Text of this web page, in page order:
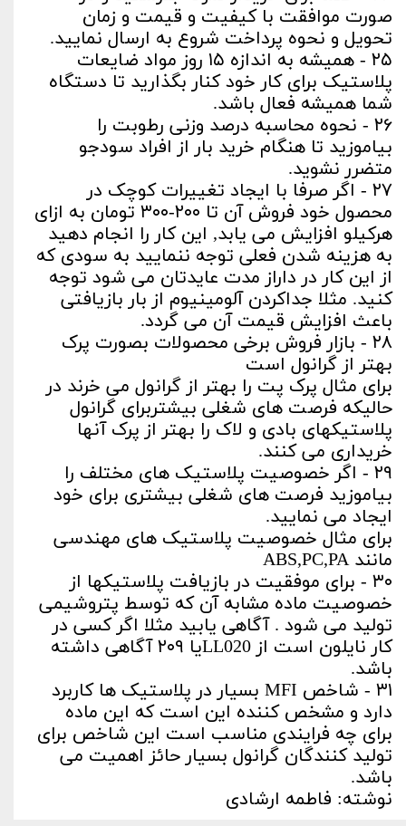
صورت موافقت با کیفیت و قیمت و زمان
تحویل و نحوه پرداخت شروع به ارسال نمایید.
۲۵ - همیشه به اندازه ۱۵ روز مواد ضایعات
پلاستیک برای کار خود کنار بگذارید تا دستگاه
شما همیشه فعال باشد.
۲۶ - نحوه محاسبه درصد وزنی رطوبت را
بیاموزید تا هنگام خرید بار از افراد سودجو
متضرر نشوید.
۲۷ - اگر صرفا با ایجاد تغییرات کوچک در
محصول خود فروش آن تا ۲۰۰-۳۰۰ تومان به ازای
هرکیلو افزایش می یابد, این کار را انجام دهید
به هزینه شدن فعلی توجه ننمایید به سودی که
از این کار در داراز مدت عایدتان می شود توجه
کنید. مثلا جداکردن آلومینیوم از بار بازیافتی
باعث افزایش قیمت آن می گردد.
۲۸ - بازار فروش برخی محصولات بصورت پرک
بهتر از گرانول است
برای مثال پرک پت را بهتر از گرانول می خرند در
حالیکه فرصت های شغلی بیشتربرای گرانول
پلاستیکهای بادی و لاک را بهتر از پرک آنها
خریداری می کنند.
۲۹ - اگر خصوصیت پلاستیک های مختلف را
بیاموزید فرصت های شغلی بیشتری برای خود
ایجاد می نمایید.
برای مثال خصوصیت پلاستیک های مهندسی
مانند ABS,PC,PA
۳۰ - برای موفقیت در بازیافت پلاستیکها از
خصوصیت ماده مشابه آن که توسط پتروشیمی
تولید می شود . آگاهی یابید مثلا اگر کسی در
کار نایلون است از LL020یا ۲۰۹ آگاهی داشته
باشد.
۳۱ - شاخص MFI بسیار در پلاستیک ها کاربرد
دارد و مشخص کننده این است که این ماده
برای چه فرایندی مناسب است این شاخص برای
تولید کنندگان گرانول بسیار حائز اهمیت می
باشد.
نوشته: فاطمه ارشادی